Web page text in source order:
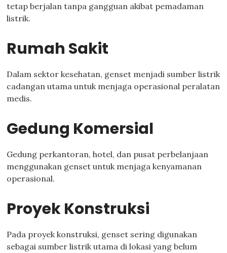
tetap berjalan tanpa gangguan akibat pemadaman
listrik.
Rumah Sakit
Dalam sektor kesehatan, genset menjadi sumber listrik
cadangan utama untuk menjaga operasional peralatan
medis.
Gedung Komersial
Gedung perkantoran, hotel, dan pusat perbelanjaan
menggunakan genset untuk menjaga kenyamanan
operasional.
Proyek Konstruksi
Pada proyek konstruksi, genset sering digunakan
sebagai sumber listrik utama di lokasi yang belum